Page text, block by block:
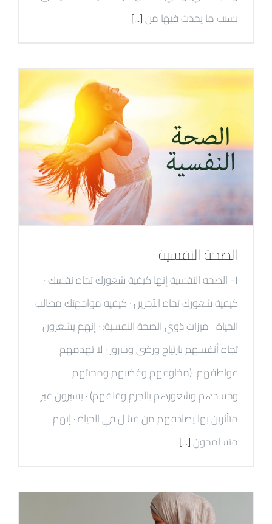
بسبب ما يحدث فيها من[...]
الصحة النفسية
١- الصحة النفسية إنها كيفية شعورك تجاه نفسك ·
كيفية شعورك تجاه الآخرين · كيفية مواجهتك مطالب
الحياة ميزات ذوي الصحة النفسية: · إنهم يشعرون
تجاه أنفسهم بارتياح ورضى وسرور · لا تهدمهم
عواطفهم (مخاوفهم وغضبهم ومحبتهم
وحسدهم وشعورهم بالجرم وقلقهم) · يسيرون غير
متأثرين بها يصادفهم من فشل في الحياة · إنهم
متسامحون[...]